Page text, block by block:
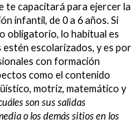
te capacitará para ejercer la
infantil, de 0 a 6 años. Si
obligatorio, lo habitual es
estén escolarizados, y es por
con formación
como el contenido
motriz, matemático y
son sus salidas
o los demás sitios en los